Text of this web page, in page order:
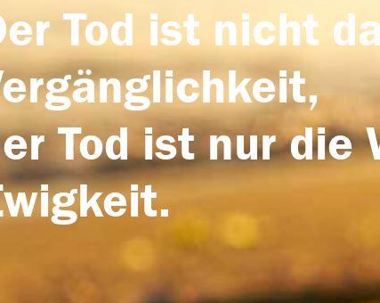
Tod ist nicht
Tod ist nur die